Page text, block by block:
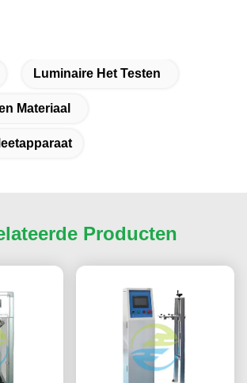
Luminaire Het Testen
Materiaal
Producten